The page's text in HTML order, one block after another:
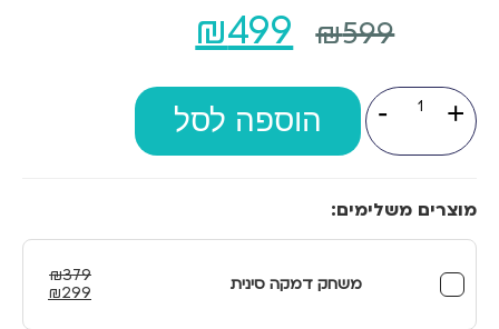
₪599
המחיר
היה:
₪499
הוא:
-
כמות
של
למבוגרים
+ הוספה לסל
מוצרים משלימים:
משחק דמקה סינית ₪379
המחיר
₪299